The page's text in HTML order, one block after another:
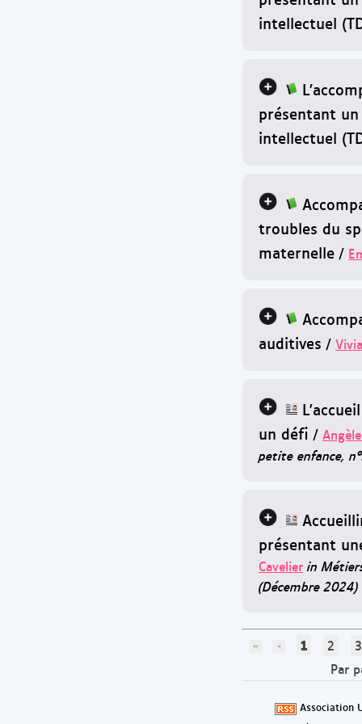
intellectuel
présentant
intellectuel
troubles du
maternelle /
auditives /
un défi /
petite enfance,
présentant
Cavelier in
(Décembre 2024)
1 2
3
Par
Association